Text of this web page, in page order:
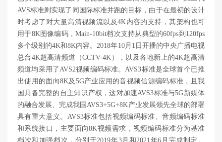
AVS标准则实现了同国际标准并跑的目标，由于在最初的设计
时考虑了对大量高清视频流以及4K内容的支持，其架构也可
用于8K图像编码，Main-10bit档次支持从典型的60fps到120fps
多个级别的4K和8K内容。2018年10月1日开播的中央广播电视
总台4K超高清频道（CCTV-4K），以及各地新上的4K超高清
频道均采用了AVS2视频编码标准。AVS3标准是全球首个已推
出使用的面向8K及5G产业应用的音视频信源编码标准，且我
国具备完整的自主知识产权，这对加速AVS3标准与5G新媒体
的融合发展、完成我国AVS3+5G+8K产业发展领先全球的部署
具有重大意义。AVS3标准包括视频编码标准、音频编码标准
和系统接口，主要面向8K视频需求，视频编码标准分为基准
档次和加强档次，分别于2019年3月和2021年6月完成制定。